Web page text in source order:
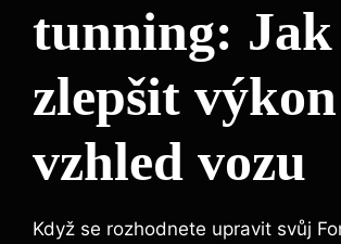
tunning: Jak
zlepšit
vzhled vozu
Když se rozhodnete upravit svůj